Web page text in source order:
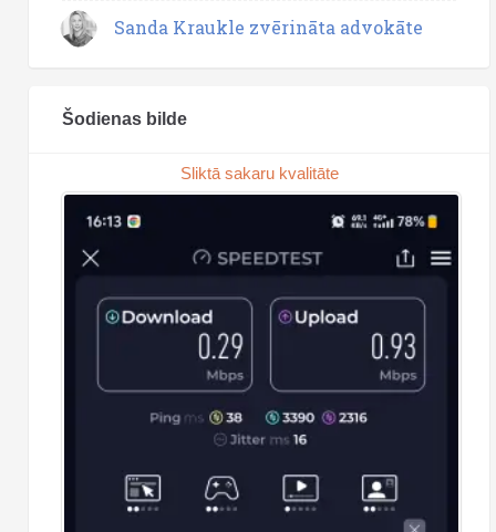
Sanda Kraukle zvērināta advokāte
Šodienas bilde
Sliktā sakaru kvalitāte